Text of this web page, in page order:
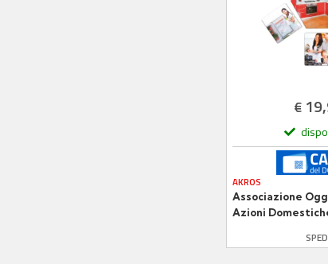
€
AKROS
Associazione
Azioni